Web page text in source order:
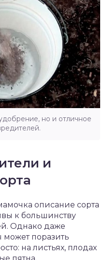
но и отличное
и
описание сорта
к большинству
Однако даже
поразить
на листьях, плодах